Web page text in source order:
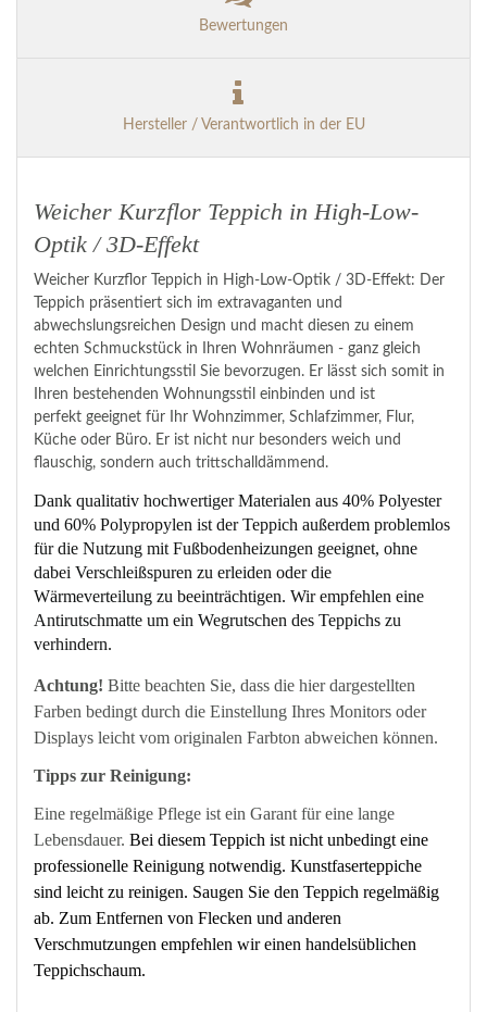
Bewertungen
Hersteller / Verantwortlich in der EU
Weicher Kurzflor Teppich in High-Low-
Optik / 3D-Effekt
Weicher Kurzflor Teppich in High-Low-Optik / 3D-Effekt: Der
Teppich präsentiert sich im extravaganten und
abwechslungsreichen Design und macht diesen zu einem
echten Schmuckstück in Ihren Wohnräumen - ganz gleich
welchen Einrichtungsstil Sie bevorzugen. Er lässt sich somit in
Ihren bestehenden Wohnungsstil einbinden und ist
perfekt geeignet für Ihr Wohnzimmer, Schlafzimmer, Flur,
Küche oder Büro. Er ist nicht nur besonders weich und
flauschig, sondern auch trittschalldämmend.
Dank qualitativ hochwertiger Materialen aus 40% Polyester
und 60% Polypropylen ist der Teppich außerdem problemlos
für die Nutzung mit Fußbodenheizungen geeignet, ohne
dabei Verschleißspuren zu erleiden oder die
Wärmeverteilung zu beeinträchtigen. Wir empfehlen eine
Antirutschmatte um ein Wegrutschen des Teppichs zu
verhindern.
Achtung! Bitte beachten Sie, dass die hier dargestellten
Farben bedingt durch die Einstellung Ihres Monitors oder
Displays leicht vom originalen Farbton abweichen können.
Tipps zur Reinigung:
Eine regelmäßige Pflege ist ein Garant für eine lange
Lebensdauer. Bei diesem Teppich ist nicht unbedingt eine
professionelle Reinigung notwendig. Kunstfaserteppiche
sind leicht zu reinigen. Saugen Sie den Teppich regelmäßig
ab. Zum Entfernen von Flecken und anderen
Verschmutzungen empfehlen wir einen handelsüblichen
Teppichschaum.